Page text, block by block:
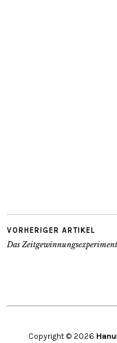
VORHERIGER ARTIKEL
Das Zeitgewinnungsexperiment
Copyright © 2026